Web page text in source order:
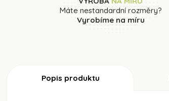
Máte nestandardní rozměry?
Vyrobíme na míru
Popis produktu